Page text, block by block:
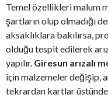
Temel özellikleri malum
şartların olup olmadığı
aksaklıklara bakılırsa,
olduğu tespit edilerek
yapılır. Giresun arızalı
için malzemeler değişip,
tekrardan kartlar